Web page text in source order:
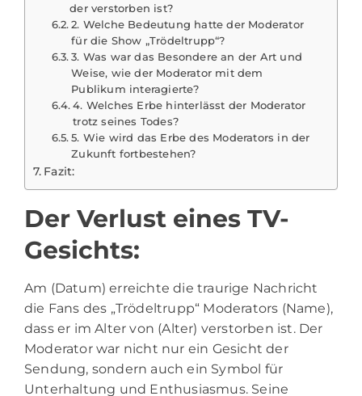
der verstorben ist?
2. Welche Bedeutung hatte der Moderator
für die Show „Trödeltrupp“?
3. Was war das Besondere an der Art und
Weise, wie der Moderator mit dem
Publikum interagierte?
4. Welches Erbe hinterlässt der Moderator
trotz seines Todes?
5. Wie wird das Erbe des Moderators in der
Zukunft fortbestehen?
Fazit:
Der Verlust eines TV-
Gesichts:
Am (Datum) erreichte die traurige Nachricht
die Fans des „Trödeltrupp“ Moderators (Name),
dass er im Alter von (Alter) verstorben ist. Der
Moderator war nicht nur ein Gesicht der
Sendung, sondern auch ein Symbol für
Unterhaltung und Enthusiasmus. Seine